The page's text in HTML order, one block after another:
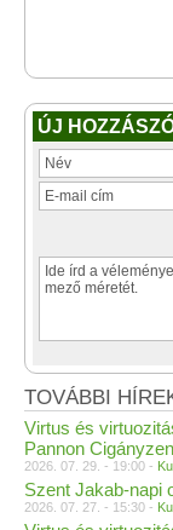
ÚJ
TOVÁBBI
Virtus és
Pannon
2026. 07. 29. - 19:00 -
Szent Jakab-napi
2026. 07. 27. - 15:30 -